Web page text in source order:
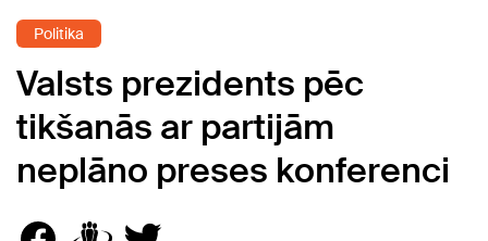
Politika
Valsts prezidents pēc
tikšanās ar partijām
neplāno preses konferenci